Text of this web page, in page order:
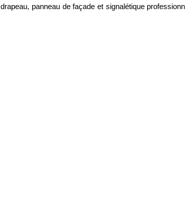
panneau de façade et signalétique